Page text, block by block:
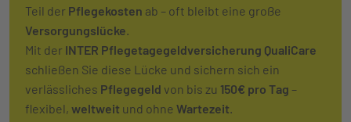
Teil der Pflegekosten ab – oft bleibt eine große
Versorgungslücke
Mit der INTER Pflegetagegeldversicherung QualiCare
schließen Sie diese Lücke und sichern sich ein
verlässliches Pflegegeld von bis zu 150€ pro Tag –
flexibel, weltweit und ohne Wartezeit